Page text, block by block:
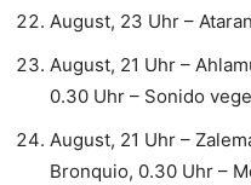
August, 23 Uhr –
August, 21 Uhr –
0.30 Uhr – Sonido
August, 21 Uhr –
Bronquio, 0.30 Uhr –